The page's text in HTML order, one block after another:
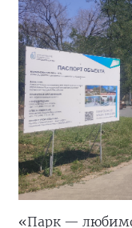
«Парк —